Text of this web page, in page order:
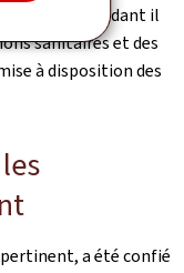
Cependant il
sanitaires et des
à disposition des
a été confié